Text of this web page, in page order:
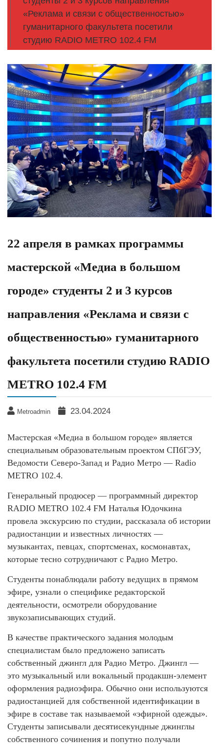
«Реклама и связи с общественностью»
гуманитарного факультета посетили
студию RADIO METRO 102.4 FM
22 апреля в рамках программы
мастерской «Медиа в большом
городе» студенты 2 и 3 курсов
направления «Реклама и связи с
общественностью» гуманитарного
факультета посетили студию RADIO
METRO 102.4 FM
Metroadmin 23.04.2024
Мастерская «Медиа в большом городе» является
специальным образовательным проектом СПбГЭУ,
Ведомости Северо-Запад и Радио Метро — Radio
METRO 102.4.
Генеральный продюсер — программный директор
RADIO METRO 102.4 FM Наталья Юдочкина
провела экскурсию по студии, рассказала об истории
радиостанции и известных личностях —
музыкантах, певцах, спортсменах, космонавтах,
которые тесно сотрудничают с Радио Метро.
Студенты понаблюдали работу ведущих в прямом
эфире, узнали о специфике редакторской
деятельности, осмотрели оборудование
звукозаписывающих студий.
В качестве практического задания молодым
специалистам было предложено записать
собственный джингл для Радио Метро. Джингл —
это музыкальный или вокальный продакшн-элемент
оформления радиоэфира. Обычно они используются
радиостанцией для собственной идентификации в
эфире в составе так называемой «эфирной одежды».
Студенты записывали десятисекундные джинглы
собственного сочинения и попутно получали